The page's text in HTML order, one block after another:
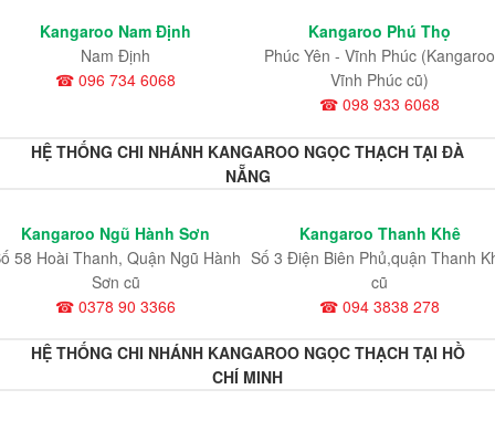
Kangaroo Nam Định
Nam Định
☎ 096 734 6068
Kangaroo Phú Thọ
Phúc Yên - Vĩnh Phúc (Kangaroo
Vĩnh Phúc cũ)
☎ 098 933 6068
HỆ THỐNG CHI NHÁNH KANGAROO NGỌC THẠCH TẠI ĐÀ
NẴNG
Kangaroo Ngũ Hành Sơn
58 Hoài Thanh, Quận Ngũ Hành
Sơn cũ
☎ 0378 90 3366
Kangaroo Thanh Khê
Số 3 Điện Biên Phủ,quận Thanh
cũ
☎ 094 3838 278
HỆ THỐNG CHI NHÁNH KANGAROO NGỌC THẠCH TẠI HỒ
CHÍ MINH